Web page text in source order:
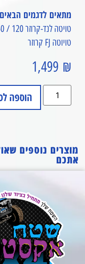
מתאים לדגמים
טויטה לנד-קרוזר 120 / 150 (בין השנים 2003-2024)
טויוטה FJ קרוזר
1,499 ₪
הוספה
מוצרים נוספים
אתכם